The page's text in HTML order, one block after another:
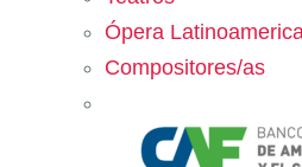
Ópera
Compositores/as